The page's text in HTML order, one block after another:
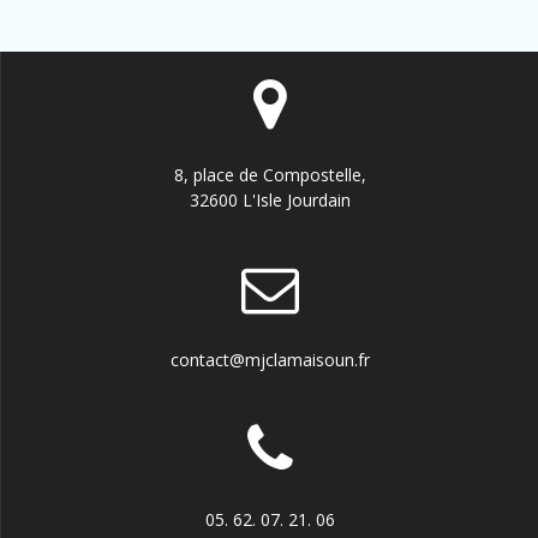
8, place de Compostelle,
32600 L'Isle Jourdain
contact@mjclamaisoun.fr
05. 62. 07. 21. 06